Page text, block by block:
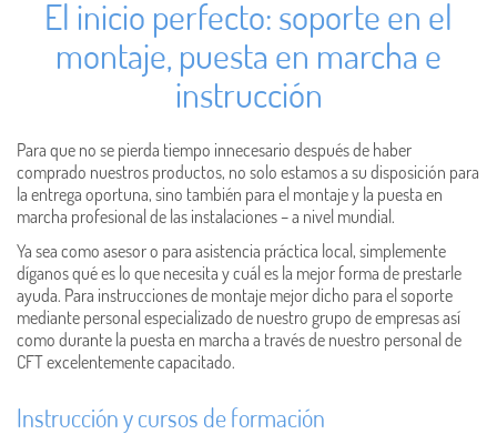
El inicio perfecto: soporte en el
montaje, puesta en marcha e
instrucción
Para que no se pierda tiempo innecesario después de haber
comprado nuestros productos, no solo estamos a su disposición para
la entrega oportuna, sino también para el montaje y la puesta en
marcha profesional de las instalaciones – a nivel mundial.
Ya sea como asesor o para asistencia práctica local, simplemente
díganos qué es lo que necesita y cuál es la mejor forma de prestarle
ayuda. Para instrucciones de montaje mejor dicho para el soporte
mediante personal especializado de nuestro grupo de empresas así
como durante la puesta en marcha a través de nuestro personal de
CFT excelentemente capacitado.
Instrucción y cursos de formación